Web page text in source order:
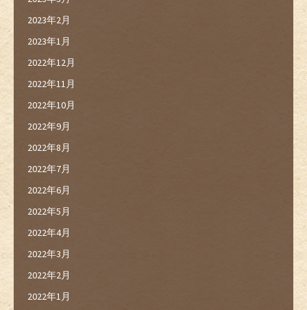
2023年2月
2023年1月
2022年12月
2022年11月
2022年10月
2022年9月
2022年8月
2022年7月
2022年6月
2022年5月
2022年4月
2022年3月
2022年2月
2022年1月